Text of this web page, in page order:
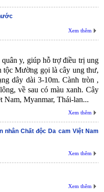
Xem thêm
y, giúp hỗ trợ điều trị ung
tộc Mường gọi là cây ung thư,
dây dài 3-10m. Cành tròn ,
về sau có màu xanh. Cây
Nam, Myanmar, Thái-lan...
Xem thêm
nhân Chất độc Da cam Việt Nam
Xem thêm
Xem thêm